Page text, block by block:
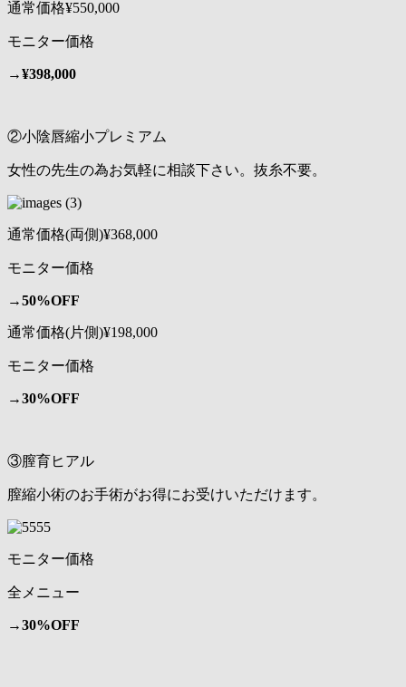
通常価格¥550,000
モニター価格
→¥398,000
②小陰唇縮小プレミアム
女性の先生の為お気軽に相談下さい。抜糸不要。
通常価格(両側)¥368,000
モニター価格
→50%OFF
通常価格(片側)¥198,000
モニター価格
→30%OFF
③膣育ヒアル
膣縮小術のお手術がお得にお受けいただけます。
モニター価格
全メニュー
→30%OFF